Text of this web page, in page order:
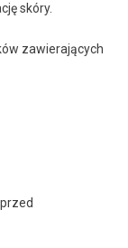
skóry.
zawierających